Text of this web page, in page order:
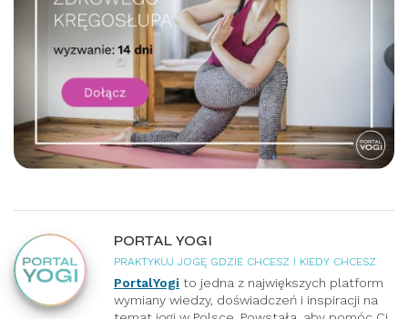
PORTAL YOGI
PRAKTYKUJ JOGĘ GDZIE CHCESZ I KIEDY CHCESZ
PortalYogi to jedna z największych platform
wymiany wiedzy, doświadczeń i inspiracji na